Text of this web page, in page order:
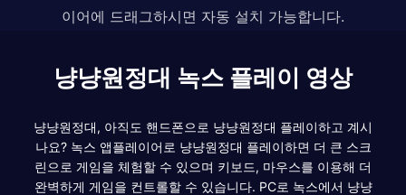
이어에 드래그하시면 자동 설치 가능합니다.
냥냥원정대 녹스 플레이 영상
냥냥원정대, 아직도 핸드폰으로 냥냥원정대 플레이하고 계시
나요? 녹스 앱플레이어로 냥냥원정대 플레이하면 더 큰 스크
린으로 게임을 체험할 수 있으며 키보드, 마우스를 이용해 더
완벽하게 게임을 컨트롤할 수 있습니다. PC로 녹스에서 냥냥